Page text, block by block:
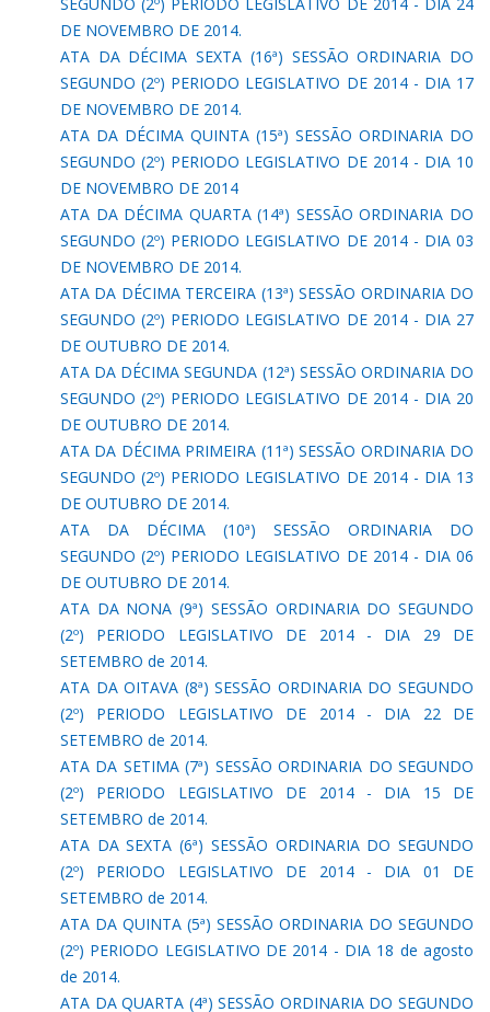
DE NOVEMBRO DE 2014.
ATA DA DÉCIMA SEXTA (16ª) SESSÃO ORDINARIA DO
SEGUNDO (2º) PERIODO LEGISLATIVO DE 2014 - DIA 17
DE NOVEMBRO DE 2014.
ATA DA DÉCIMA QUINTA (15ª) SESSÃO ORDINARIA DO
SEGUNDO (2º) PERIODO LEGISLATIVO DE 2014 - DIA 10
DE NOVEMBRO DE 2014
ATA DA DÉCIMA QUARTA (14ª) SESSÃO ORDINARIA DO
SEGUNDO (2º) PERIODO LEGISLATIVO DE 2014 - DIA 03
DE NOVEMBRO DE 2014.
ATA DA DÉCIMA TERCEIRA (13ª) SESSÃO ORDINARIA DO
SEGUNDO (2º) PERIODO LEGISLATIVO DE 2014 - DIA 27
DE OUTUBRO DE 2014.
ATA DA DÉCIMA SEGUNDA (12ª) SESSÃO ORDINARIA DO
SEGUNDO (2º) PERIODO LEGISLATIVO DE 2014 - DIA 20
DE OUTUBRO DE 2014.
ATA DA DÉCIMA PRIMEIRA (11ª) SESSÃO ORDINARIA DO
SEGUNDO (2º) PERIODO LEGISLATIVO DE 2014 - DIA 13
DE OUTUBRO DE 2014.
ATA DA DÉCIMA (10ª) SESSÃO ORDINARIA DO
SEGUNDO (2º) PERIODO LEGISLATIVO DE 2014 - DIA 06
DE OUTUBRO DE 2014.
ATA DA NONA (9ª) SESSÃO ORDINARIA DO SEGUNDO
(2º) PERIODO LEGISLATIVO DE 2014 - DIA 29 DE
SETEMBRO de 2014.
ATA DA OITAVA (8ª) SESSÃO ORDINARIA DO SEGUNDO
(2º) PERIODO LEGISLATIVO DE 2014 - DIA 22 DE
SETEMBRO de 2014.
ATA DA SETIMA (7ª) SESSÃO ORDINARIA DO SEGUNDO
(2º) PERIODO LEGISLATIVO DE 2014 - DIA 15 DE
SETEMBRO de 2014.
ATA DA SEXTA (6ª) SESSÃO ORDINARIA DO SEGUNDO
(2º) PERIODO LEGISLATIVO DE 2014 - DIA 01 DE
SETEMBRO de 2014.
ATA DA QUINTA (5ª) SESSÃO ORDINARIA DO SEGUNDO
(2º) PERIODO LEGISLATIVO DE 2014 - DIA 18 de agosto
de 2014.
ATA DA QUARTA (4ª) SESSÃO ORDINARIA DO SEGUNDO